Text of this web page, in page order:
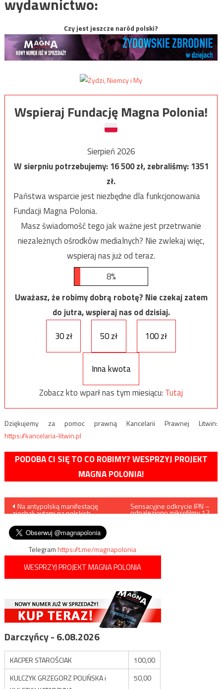
Czy jest jeszcze naród polski?
Wspieraj Fundację Magna Polonia!
Sierpień 2026
W sierpniu potrzebujemy:16 500zł, zebraliśmy:1351
zł.
Państwa wsparcie jest niezbędne dla funkcjonowania
Fundacji Magna Polonia.
Masz świadomość tego jak ważne jest przetrwanie
niezależnych ośrodków medialnych? Nie zwlekaj więc,
wspieraj nas już od teraz.
8%
Uważasz, że robimy dobrą robotę? Nie czekaj zatem
do jutra, wspieraj nas od dzisiaj.
30 zł
50 zł 100 zł
Inna kwota
Zobacz kto wparł nas tym miesiącu: Tutaj
Dziękujemy za pomoc prawną Kancelarii Prawnej Litwin:
https://kancelaria-litwin.pl
PODOBA CI SIĘ TO CO ROBIMY? WESPRZYJ PROJEKT
MAGNA POLONIA!
Nawigacja
wpisu
Na antypolską manifestację
zjechali autami na polskich
Sensacyjne odkrycie IPN –
odnaleziono mikrofilmy 12
Telegramhttps://t.me/magnapolonia
WESPRZYJ PROJEKT MAGNA POLONIA
Darczyńcy - 6.08.2026
KACPER STAROŚCIAK
100,00
KULCZYK GRZEGORZ POLIŃSKA i
50,00